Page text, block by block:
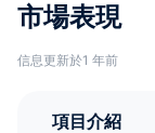
市場表現
信息更新於1 年前
項目介紹